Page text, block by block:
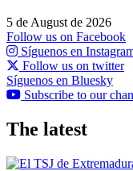
5 de August de 2026
Follow us on Facebook
Síguenos en
Follow us on twitter
Síguenos en Bluesky
Subscribe to our
The latest